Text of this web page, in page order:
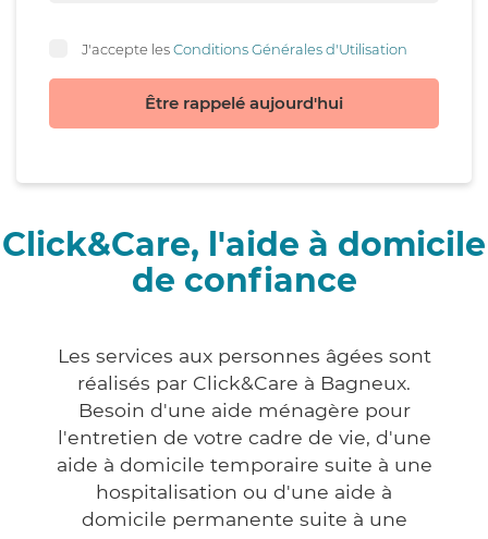
J'accepte lesConditions Générales d'Utilisation
Être rappelé aujourd'hui
Click&Care, l'aide à domicile
de confiance
Les services aux personnes âgées sont
réalisés par Click&Care à Bagneux.
Besoin d'une aide ménagère pour
l'entretien de votre cadre de vie, d'une
aide à domicile temporaire suite à une
hospitalisation ou d'une aide à
domicile permanente suite à une